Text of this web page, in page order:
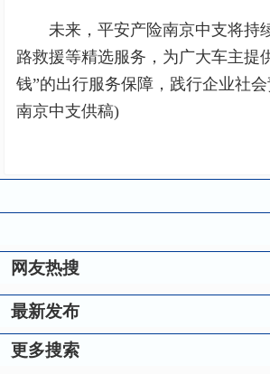
未来，平安产险南京中支将持
路救援等精选服务，为广大车主提
钱”的出行服务保障，践行企业社
南京中支供稿)
网友热搜
最新发布
更多搜索